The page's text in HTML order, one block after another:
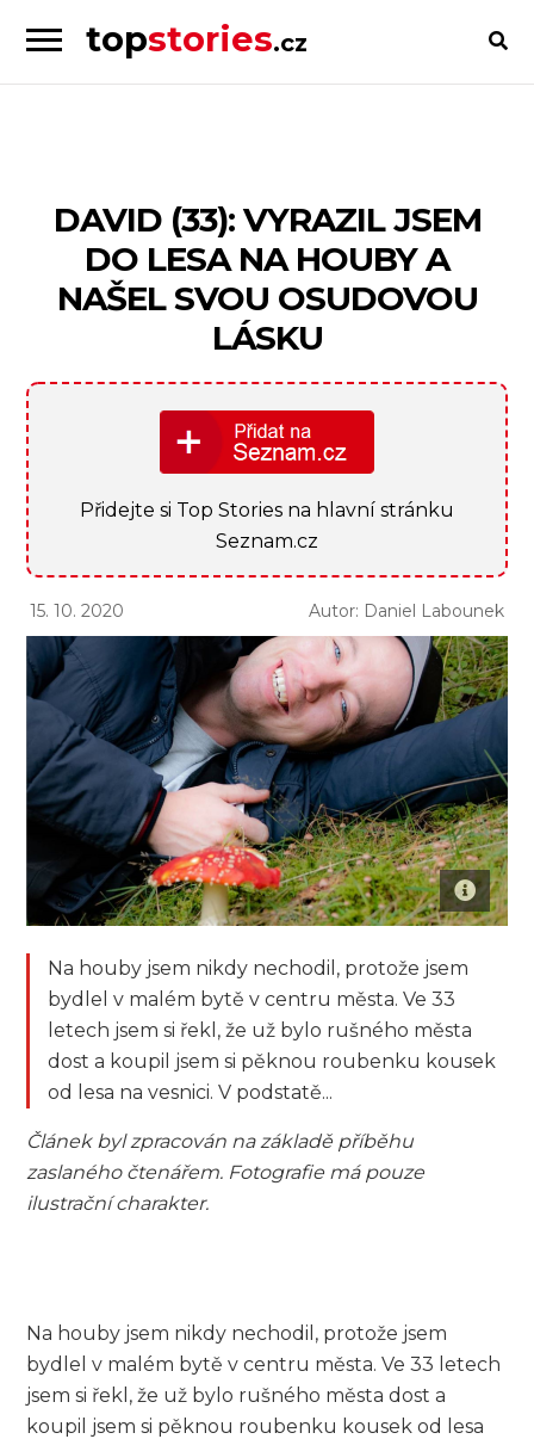
Skip
to
Skip
to
topstories.cz
lidi
DAVID (33): VYRAZIL JSEM
DO LESA NA HOUBY A
NAŠEL SVOU OSUDOVOU
LÁSKU
Přidejte si Top Stories na hlavní stránku
Seznam.cz
15. 10. 2020 Autor: Daniel Labounek
Na houby jsem nikdy nechodil, protože jsem
bydlel v malém bytě v centru města. Ve 33
letech jsem si řekl, že už bylo rušného města
dost a koupil jsem si pěknou roubenku kousek
od lesa na vesnici. V podstatě...
Článek byl zpracován na základě příběhu
zaslaného čtenářem. Fotografie má pouze
ilustrační charakter.
Na houby jsem nikdy nechodil, protože jsem
bydlel v malém bytě v centru města. Ve 33 letech
jsem si řekl, že už bylo rušného města dost a
koupil jsem si pěknou roubenku kousek od lesa